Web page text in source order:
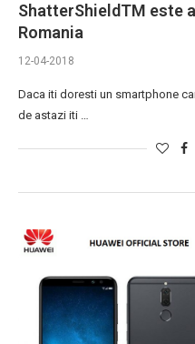
ShatterShieldTM este
Romania
12-04-2018
Daca iti doresti un smartphone
de astazi iti …